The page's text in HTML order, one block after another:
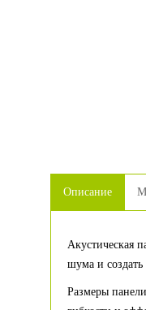
Описание
Акустическая
шума и
Размеры